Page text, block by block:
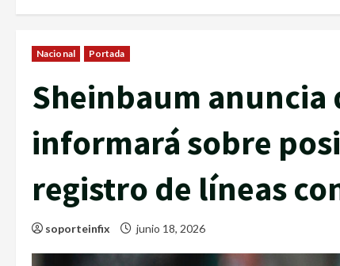
Nacional Portada
Sheinbaum anuncia
informará sobre
registro de líneas
soporteinfix junio 18, 2026